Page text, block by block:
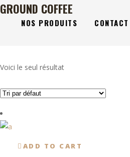
NOS PRODUITS CONTACT
GROUND COFFEE
Voici le seul résultat
ADD TO CART